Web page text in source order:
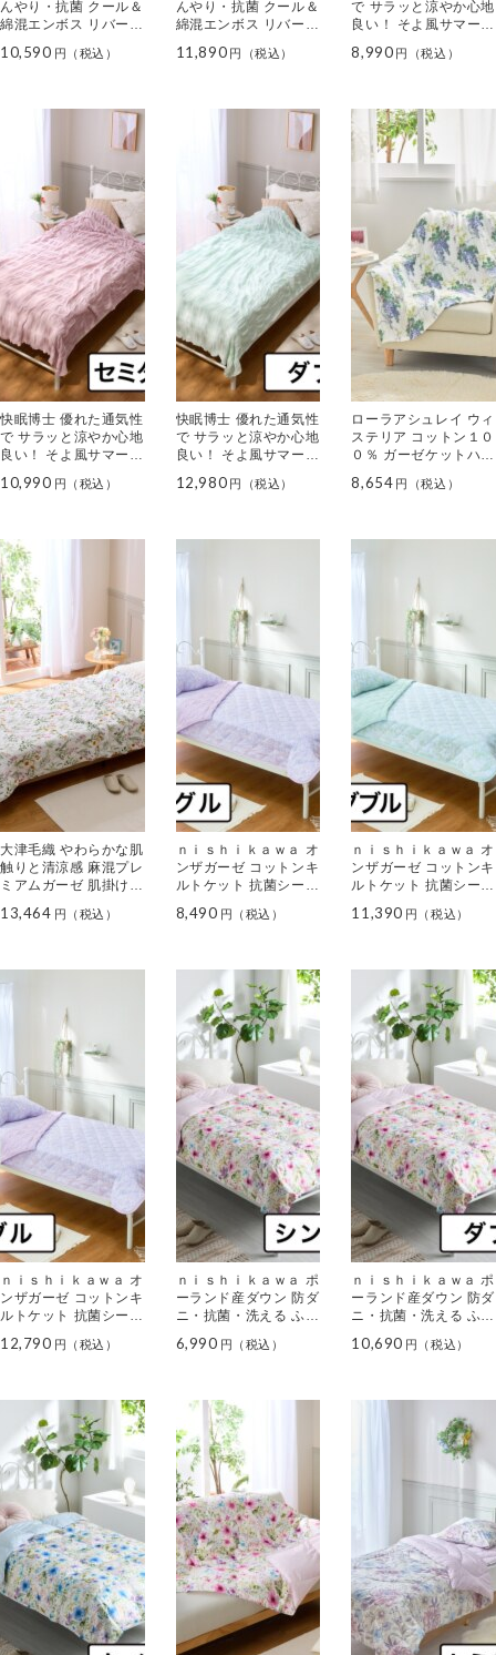
んやり・抗菌 クール＆
綿混エンボス リバーシ
ミダブル＞
10,590
んやり・抗菌 クール＆
綿混エンボス リバーシ
ブル＞
11,890
で サラッと涼やか心地
良い！ そよ風サマーケ
8,990
快眠博士 優れた通気性
で サラッと涼やか心地
良い！ そよ風サマーケ
10,990
快眠博士 優れた通気性
で サラッと涼やか心地
良い！ そよ風サマーケ
12,980
ローラアシュレイ ウィ
ステリア コットン１０
０％ ガーゼケットハー
8,654
大津毛織 やわらかな肌
触りと清涼感 麻混プレ
ミアムガーゼ 肌掛けケ
13,464
ｎｉｓｈｉｋａｗａ オ
ンザガーゼ コットンキ
ルトケット 抗菌シート
8,490
ｎｉｓｈｉｋａｗａ オ
ンザガーゼ コットンキ
ルトケット 抗菌シート
11,390
ｎｉｓｈｉｋａｗａ オ
ンザガーゼ コットンキ
ルトケット 抗菌シート
12,790
ｎｉｓｈｉｋａｗａ ポ
ーランド産ダウン 防ダ
ニ・抗菌・洗える ふわ
ングル＞
6,990
ｎｉｓｈｉｋａｗａ ポ
ーランド産ダウン 防ダ
ニ・抗菌・洗える ふわ
ブル＞
10,690